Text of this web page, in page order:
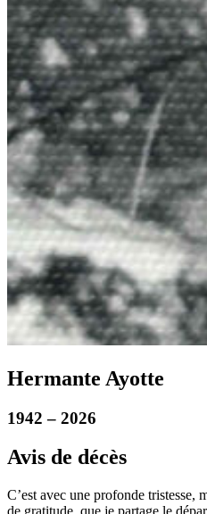
Hermante Ayotte
1942 – 2026
Avis de décès
C’est avec une profonde